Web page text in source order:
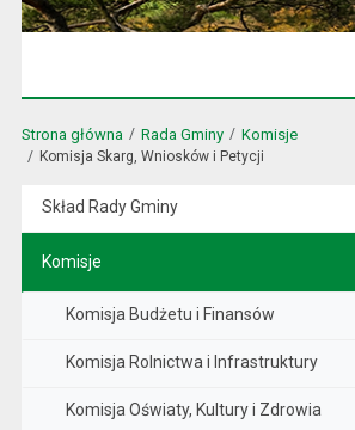
Strona główna Rada Gminy Komisje
Komisja Skarg, Wniosków i Petycji
Skład Rady Gminy
Komisje
Komisja Budżetu i Finansów
Komisja Rolnictwa i Infrastruktury
Komisja Oświaty, Kultury i Zdrowia